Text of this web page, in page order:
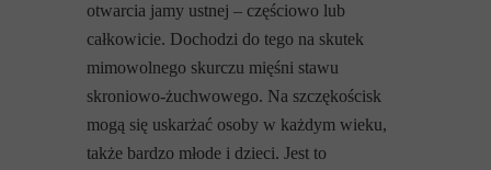
otwarcia jamy ustnej – częściowo lub
całkowicie. Dochodzi do tego na skutek
mimowolnego skurczu mięśni stawu
skroniowo-żuchwowego. Na szczękościsk
mogą się uskarżać osoby w każdym wieku,
także bardzo młode i dzieci. Jest to